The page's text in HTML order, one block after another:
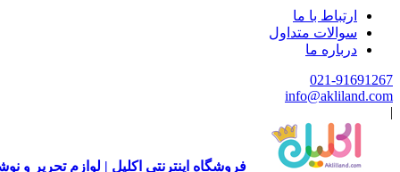
ارتباط با ما
سوالات متداول
درباره ما
021-91691267
info@akliland.com
|
فروشگاه اینترنتی اکلیل | لوازم تحریر و